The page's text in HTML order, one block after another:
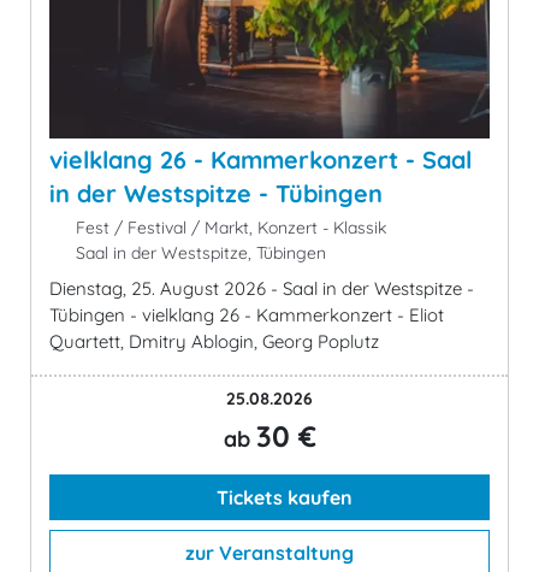
vielklang 26 - Kammerkonzert - Saal
in der Westspitze - Tübingen
Fest / Festival / Markt, Konzert - Klassik
Saal in der Westspitze, Tübingen
Dienstag, 25. August 2026 - Saal in der Westspitze -
Tübingen - vielklang 26 - Kammerkonzert - Eliot
Quartett, Dmitry Ablogin, Georg Poplutz
25.08.2026
ab 30 €
Tickets kaufen
zur Veranstaltung